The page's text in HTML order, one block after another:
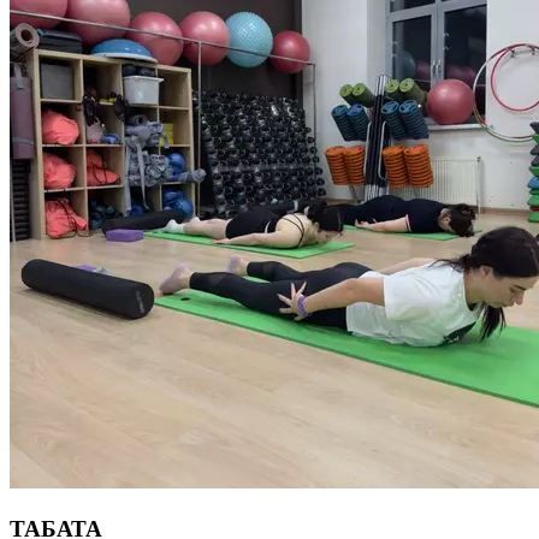
и гибкости позвоночника. Длительность тренировки
55 минут.
TAБАТА